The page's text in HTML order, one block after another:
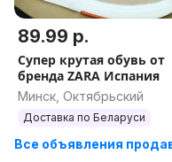
89.99 р.
Супер крутая обувь от
бренда ZARA Испания
Минск, Октябрьский
Доставка по Беларуси
Все объявления